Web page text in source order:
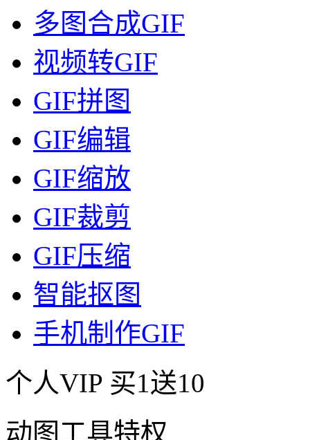
多图合成GIF
视频转GIF
GIF拼图
GIF编辑
GIF缩放
GIF裁剪
GIF压缩
智能抠图
手机制作GIF
个人VIP 买1送10
动图工具特权